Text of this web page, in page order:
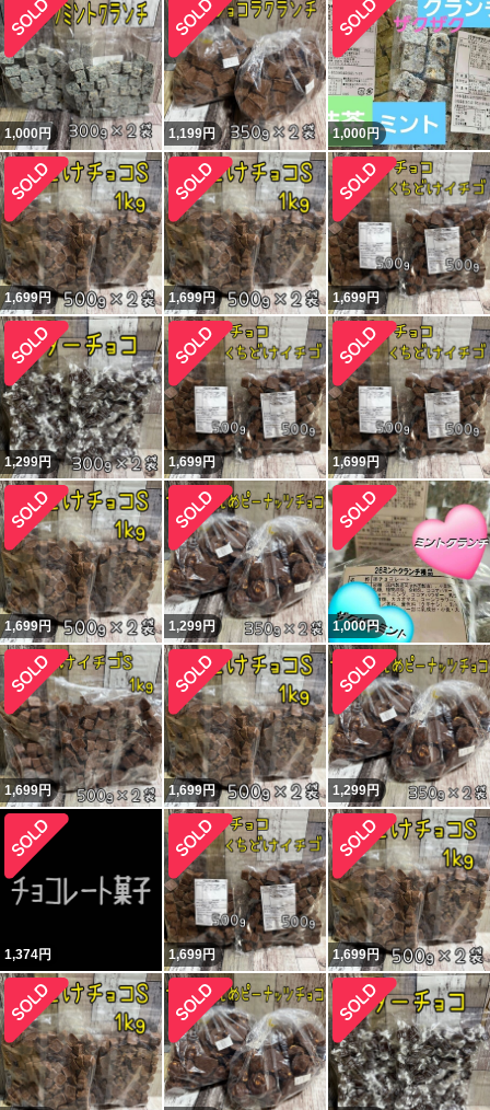
1,000円 1,199円 1,000円
1,699円 1,699円 1,699円
1,299円 1,699円 1,699円
1,699円 1,299円 1,000円
1,699円 1,699円 1,299円
1,374円 1,699円 1,699円